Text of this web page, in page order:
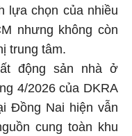
lựa chọn của nhiều
nhưng không còn
trung tâm.
động sản nhà ở
4/2026 của DKRA
Đồng Nai hiện vẫn
cung toàn khu